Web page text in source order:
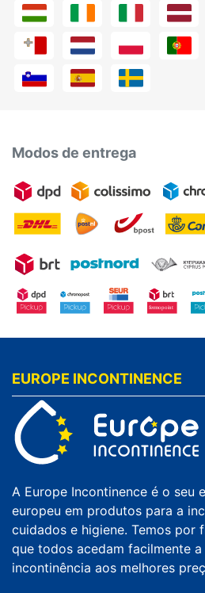
Modos de entrega
EUROPE INCONTINENCE
A Europe Incontinence é o seu
europeu em produtos para a
cuidados e higiene. Temos por
que todos acedam facilmente
incontinência aos melhores